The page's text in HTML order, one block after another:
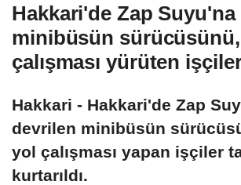
Hakkari'de Zap
minibüsün
çalışması yürüten
Hakkari - Hakkari'de Zap
devrilen minibüsün
yol çalışması yapan işçiler
kurtarıldı.